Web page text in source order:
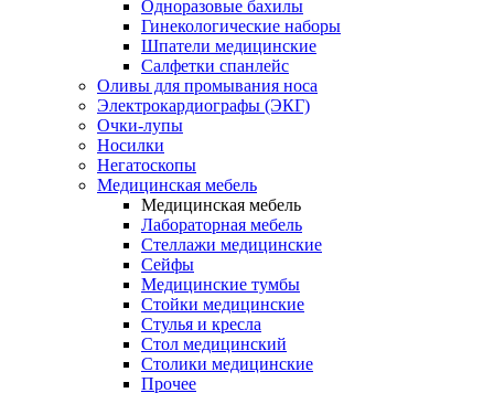
Одноразовые бахилы
Гинекологические наборы
Шпатели медицинские
Салфетки спанлейс
Оливы для промывания носа
Электрокардиографы (ЭКГ)
Очки-лупы
Носилки
Негатоскопы
Медицинская мебель
Медицинская мебель
Лабораторная мебель
Стеллажи медицинские
Сейфы
Медицинские тумбы
Стойки медицинские
Cтулья и кресла
Стол медицинский
Столики медицинские
Прочее